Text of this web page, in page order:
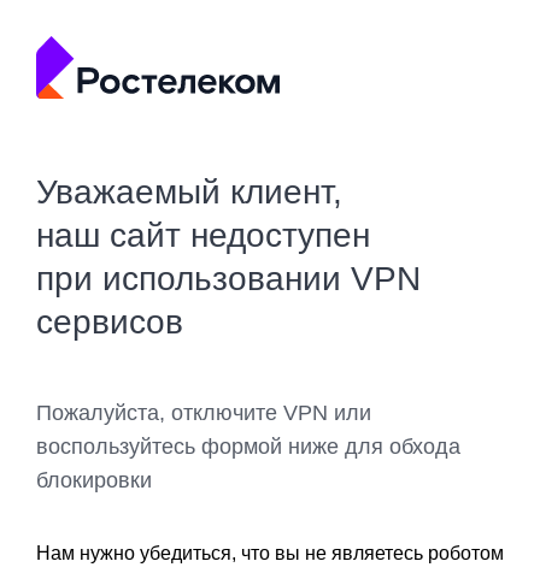
Уважаемый клиент,
наш сайт недоступен
при использовании VPN
сервисов
Пожалуйста, отключите VPN или
воспользуйтесь формой ниже для обхода
блокировки
Нам нужно убедиться, что вы не являетесь роботом